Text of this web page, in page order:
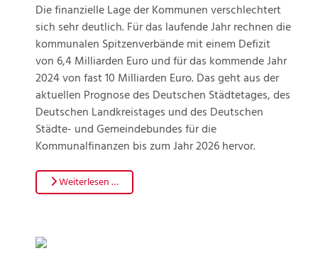
Die finanzielle Lage der Kommunen verschlechtert
sich sehr deutlich. Für das laufende Jahr rechnen die
kommunalen Spitzenverbände mit einem Defizit
von 6,4 Milliarden Euro und für das kommende Jahr
2024 von fast 10 Milliarden Euro. Das geht aus der
aktuellen Prognose des Deutschen Städtetages, des
Deutschen Landkreistages und des Deutschen
Städte- und Gemeindebundes für die
Kommunalfinanzen bis zum Jahr 2026 hervor.
Weiterlesen …